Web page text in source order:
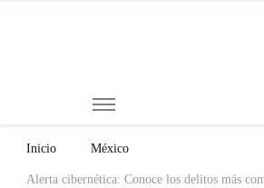
Inicio México
Alerta cibernética: Conoce los delitos más